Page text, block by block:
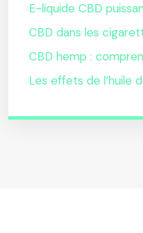
E-liquide CBD
CBD dans les
CBD hemp :
Les effets de l’huile